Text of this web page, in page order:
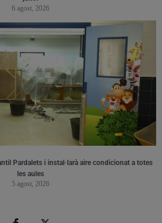
6 agost, 2026
Pardalets i instal·larà aire condicionat a totes
les aules
5 agost, 2026